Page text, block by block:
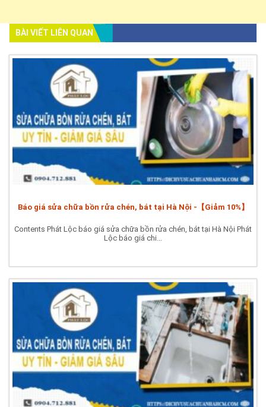
BÀI VIẾT LIÊN QUAN
Báo giá sửa chữa bồn rửa chén, bát tại Hà Nội -【Giảm 10%】
Contents Phát Lộc báo giá sửa chữa bồn rửa chén, bát tại Hà Nội Phát
Lộc báo giá chi...